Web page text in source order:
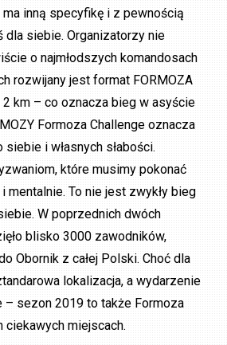
ma inną specyfikę i z pewnością
dla siebie. Organizatorzy nie
o najmłodszych komandosach
rozwijany jest format FORMOZA
2 km – co oznacza bieg w asyście
Formoza Challenge oznacza
i własnych słabości.
które musimy pokonać
mentalnie. To nie jest zwykły bieg
W poprzednich dwóch
blisko 3000 zawodników,
Obornik z całej Polski. Choć dla
lokalizacja, a wydarzenie
– sezon 2019 to także Formoza
ciekawych miejscach.